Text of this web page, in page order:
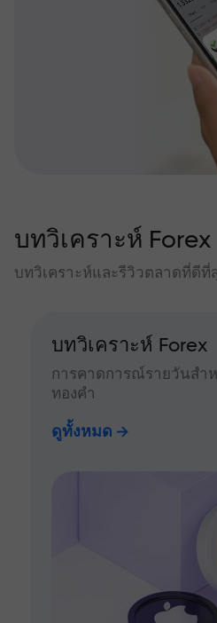
บทวิเคราะห์ Forex
บทวิเคราะห์และรีวิวตลาดที่ดีที่
บทวิเคราะห์ Forex
การคาดการณ์รายวันสำ
ทองคำ
ดูทั้งหมด